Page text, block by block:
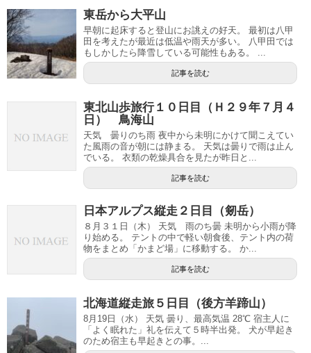
東岳から大平山
早朝に起床すると登山にお誂えの好天。 最初は八甲
田を考えたが最近は低温や雨天が多い。 八甲田では
もしかしたら降雪している可能性もある。 ...
記事を読む
東北山歩旅行１０日目（Ｈ２９年７月４
日） 鳥海山
天気 曇りのち雨 夜中から未明にかけて聞こえてい
た風雨の音が朝には静まる。 天気は曇りで雨は止ん
でいる。 衣類の乾燥具合を見たが昨日と...
記事を読む
日本アルプス縦走２日目（剱岳）
８月３１日（木） 天気 雨のち曇 未明から小雨が降
り始める。 テントの中で軽い朝食後、テント内の荷
物をまとめ「かまど場」に移動する。 か...
記事を読む
北海道縦走旅５日目（後方羊蹄山）
8月19日（水） 天気 曇り、最高気温 28℃ 宿主人に
「よく眠れた」礼を伝えて５時半出発。 犬が早起き
のため宿主も早起きとの事。...